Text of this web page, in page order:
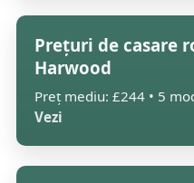
Prețuri de casare
Harwood
Preț mediu: £244 • 5
Vezi